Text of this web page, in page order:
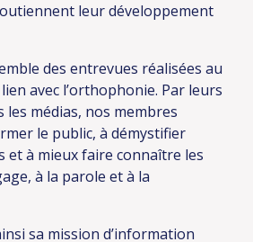
leur développement
des entrevues réalisées au
lien avec l’orthophonie. Par leurs
médias, nos membres
le public, à démystifier
et à mieux faire connaître les
à la parole et à la
sa mission d’information